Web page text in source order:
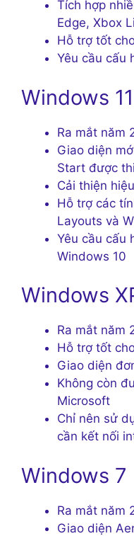
Tích hợp
Edge, Xbox
Hỗ trợ tốt
Yêu cầu cấu
Windows 11
Ra mắt năm
Giao diện
Start được
Cải thiện
Hỗ trợ các
Layouts và
Yêu cầu cấu
Windows 10
Windows
Ra mắt năm
Hỗ trợ tốt
Giao diện
Không còn
Microsoft
Chỉ nên sử
cần kết nối
Windows 7
Ra mắt năm
Giao diện